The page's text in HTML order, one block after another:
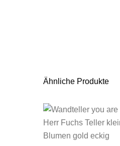
Ähnliche Produkte